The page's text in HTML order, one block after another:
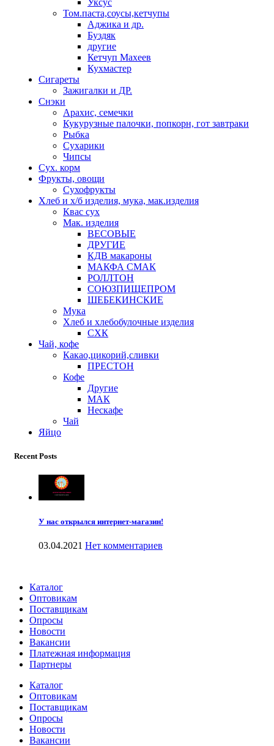
Уксус
Том.паста,соусы,кетчупы
Аджика и др.
Буздяк
другие
Кетчуп Махеев
Кухмастер
Сигареты
Зажигалки и ДР.
Снэки
Арахис, семечки
Кукурузные палочки, попкорн, гот завтраки
Рыбка
Сухарики
Чипсы
Сух. корм
Фрукты, овощи
Сухофрукты
Хлеб и х/б изделия, мука, мак.изделия
Квас сух
Мак. изделия
ВЕСОВЫЕ
ДРУГИЕ
КДВ макароны
МАКФА СМАК
РОЛЛТОН
СОЮЗПИЩЕПРОМ
ШЕБЕКИНСКИЕ
Мука
Хлеб и хлебобулочные изделия
СХК
Чай, кофе
Какао,цикорий,сливки
ПРЕСТОН
Кофе
Другие
МАК
Нескафе
Чай
Яйцо
Recent Posts
У нас открылся интернет-магазин!
03.04.2021 Нет комментариев
Каталог
Оптовикам
Поставщикам
Опросы
Новости
Вакансии
Платежная информация
Партнеры
Каталог
Оптовикам
Поставщикам
Опросы
Новости
Вакансии